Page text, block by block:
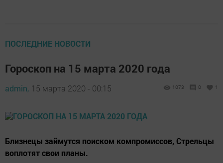
ПОСЛЕДНИЕ НОВОСТИ
Гороскоп на 15 марта 2020 года
admin, 15 марта 2020 - 00:15 1073 0 1
Близнецы займутся поиском компромиссов, Стрельцы
воплотят свои планы.